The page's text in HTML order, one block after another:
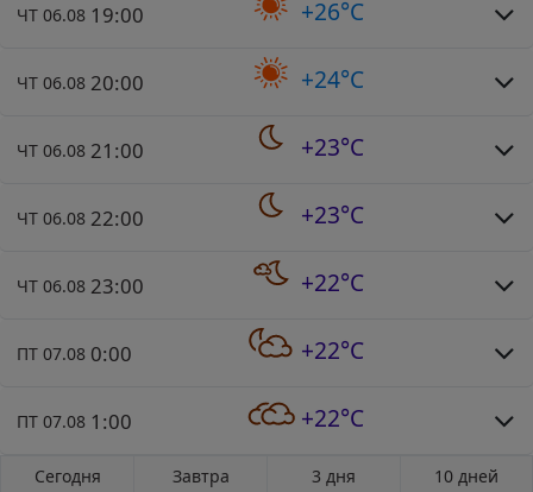
ЧТ 06.08 19:00 +26°C
ЧТ 06.08 20:00 +24°C
ЧТ 06.08 21:00 +23°C
ЧТ 06.08 22:00 +23°C
ЧТ 06.08 23:00 +22°C
ПТ 07.08 0:00 +22°C
ПТ 07.08 1:00 +22°C
Сегодня Завтра 3 дня 10 дней